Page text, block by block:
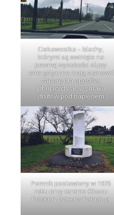
Ciekawostka – blachy,
którymi są owinięte na
pewnej wysokości słupy
energetyczne mają stanowić
zaporę dla oposów,
lubujących się w smaku
drutów pod napięciem
Pomnik postawiony w 1975
roku przy terenie Obozu
Polskich Dzieci w Pahiatua